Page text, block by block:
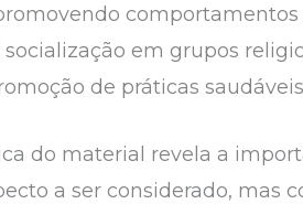
em grupos
de práticas
do material revela a
a ser considerado, mas